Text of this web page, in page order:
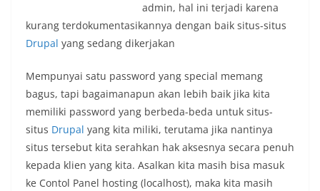
admin, hal ini terjadi karena
kurang terdokumentasikannya dengan baik situs-situs
Drupal yang sedang dikerjakan
Mempunyai satu password yang special memang
bagus, tapi bagaimanapun akan lebih baik jika kita
memiliki password yang berbeda-beda untuk situs-
situs Drupal yang kita miliki, terutama jika nantinya
situs tersebut kita serahkan hak aksesnya secara penuh
kepada klien yang kita. Asalkan kita masih bisa masuk
ke Contol Panel hosting (localhost), maka kita masih